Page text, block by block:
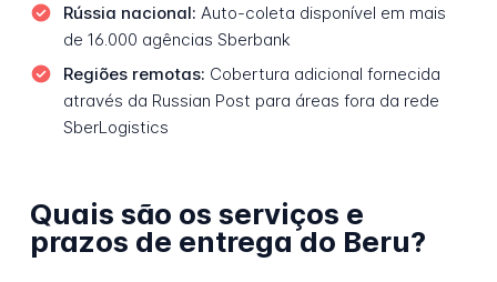
Rússia nacional: Auto-coleta disponível em mais
de 16.000 agências Sberbank
Regiões remotas: Cobertura adicional fornecida
através da Russian Post para áreas fora da rede
SberLogistics
Quais são os serviços e
prazos de entrega do Beru?